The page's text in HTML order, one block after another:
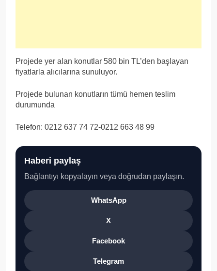
Projede yer alan konutlar 580 bin TL’den başlayan
fiyatlarla alıcılarına sunuluyor.
Projede bulunan konutların tümü hemen teslim
durumunda
Telefon: 0212 637 74 72-0212 663 48 99
Haberi paylaş
Bağlantıyı kopyalayın veya doğrudan paylaşın.
WhatsApp
X
Facebook
Telegram